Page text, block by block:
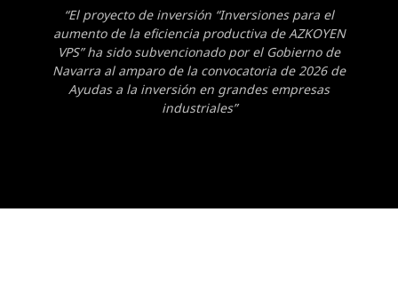
aumento de la eficiencia productiva de AZKOYEN
VPS” ha sido subvencionado por el Gobierno de
Navarra al amparo de la convocatoria de 2026 de
Ayudas a la inversión en grandes empresas
industriales”